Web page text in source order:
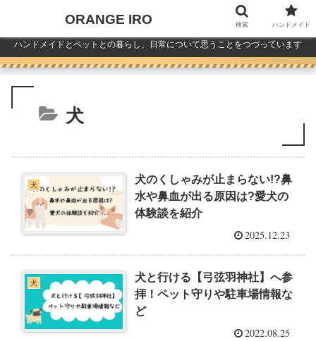
ハンドメイドとペットとの暮らし、日常について思うことをつづっています
犬
犬
犬のくしゃみが止まらない!?鼻
水や鼻血が出る原因は?愛犬の
体験談を紹介
2025.12.23
犬
犬と行ける【弓弦羽神社】へ参
拝！ペット守りや駐車場情報な
ど
2022.08.25
ORANGE IRO 検索 ハンドメイド